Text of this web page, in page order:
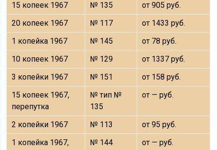
15 копеек 1967
№ 135
от 905 руб.
20 копеек 1967
№ 117
от 1433 руб.
1 копейка 1967
№ 145
от 78 руб.
10 копеек 1967
№ 129
от 1337 руб.
3 копейки 1967
№ 151
от 158 руб.
15 копеек 1967,
перепутка
№ тип №
135
от — руб.
2 копейки 1967 № 113
от 95 руб.
1 копейка 1967,
№ 144 от — руб.